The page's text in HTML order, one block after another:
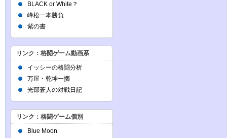
BLACK or White？
峰松一本勝負
紫の書
リンク：格闘ゲーム動画系
イッシーの格闘分析
万屋・乾坤一擲
光部蒼人の対戦日記
リンク：格闘ゲーム個別
Blue Moon